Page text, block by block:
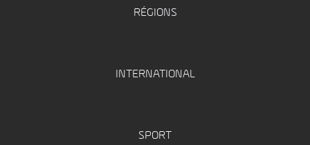
RÉGIONS
INTERNATIONAL
SPORT